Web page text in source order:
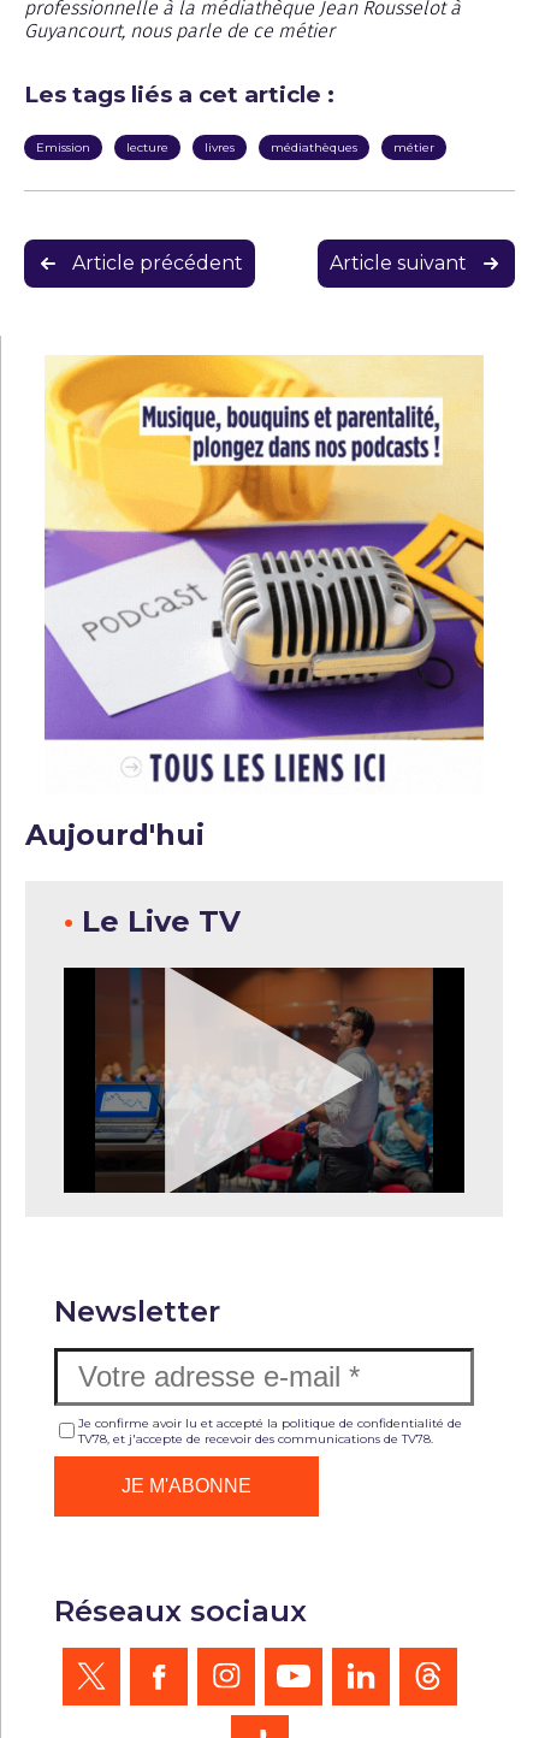
professionnelle à la médiathèque Jean Rousselot à
Guyancourt, nous parle de ce métier
Les tags liés a cet article :
Emission lecture livres médiathèques métier
Navigation
de
Article précédent Article suivant
Aujourd'hui
• Le Live TV
Newsletter
Je confirme avoir lu et accepté la politique de confidentialité de
TV78, et j'accepte de recevoir des communications de TV78.
Réseaux sociaux